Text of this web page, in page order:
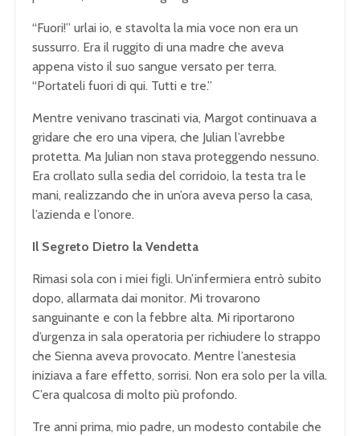
“Fuori!” urlai io, e stavolta la mia voce non era un
sussurro. Era il ruggito di una madre che aveva
appena visto il suo sangue versato per terra.
“Portateli fuori di qui. Tutti e tre.”
Mentre venivano trascinati via, Margot continuava a
gridare che ero una vipera, che Julian l’avrebbe
protetta. Ma Julian non stava proteggendo nessuno.
Era crollato sulla sedia del corridoio, la testa tra le
mani, realizzando che in un’ora aveva perso la casa,
l’azienda e l’onore.
Il Segreto Dietro la Vendetta
Rimasi sola con i miei figli. Un’infermiera entrò subito
dopo, allarmata dai monitor. Mi trovarono
sanguinante e con la febbre alta. Mi riportarono
d’urgenza in sala operatoria per richiudere lo strappo
che Sienna aveva provocato. Mentre l’anestesia
iniziava a fare effetto, sorrisi. Non era solo per la villa.
C’era qualcosa di molto più profondo.
Tre anni prima, mio padre, un modesto contabile che